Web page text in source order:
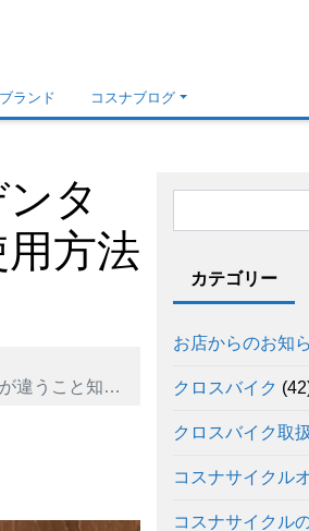
ランド コスナブログ
タ
方法
ってましたか
カテゴリー
お店からのお知
クロスバイク
クロスバイク取
コスナサイクル
コスナサイクル